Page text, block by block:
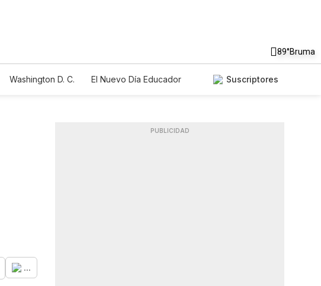
89°Bruma
Washington D. C.
El Nuevo Día Educador
Suscriptores
...
PUBLICIDAD